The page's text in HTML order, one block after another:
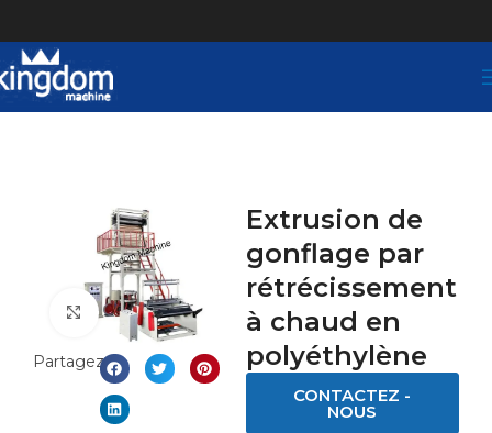
Click to enlarge
Partagez:
Extrusion de
gonflage par
rétrécissement
à chaud en
polyéthylène
CONTACTEZ -
NOUS